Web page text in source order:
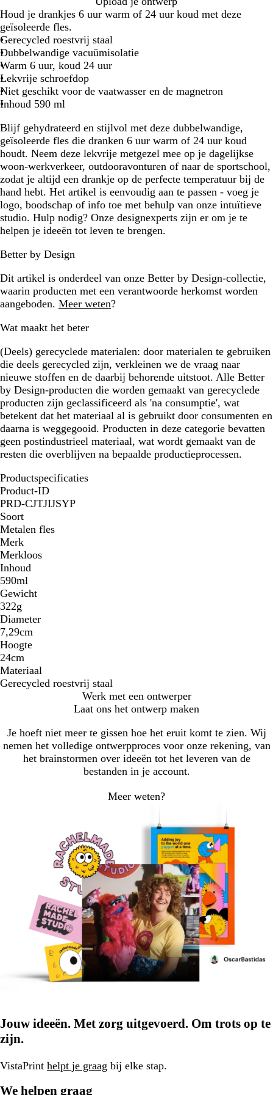
w
a
r
t
u
i
n
t
a
a
l
b
l
a
u
Houd je drankjes 6 uur warm of 24 uur koud met deze
geïsoleerde fles.
Gerecycled roestvrij staal
Dubbelwandige vacuümisolatie
Warm 6 uur, koud 24 uur
Lekvrije schroefdop
Niet geschikt voor de vaatwasser en de magnetron
Inhoud 590 ml
Blijf gehydrateerd en stijlvol met deze dubbelwandige,
geïsoleerde fles die dranken 6 uur warm of 24 uur koud
houdt. Neem deze lekvrije metgezel mee op je dagelijkse
woon-werkverkeer, outdooravonturen of naar de sportschool,
zodat je altijd een drankje op de perfecte temperatuur bij de
hand hebt. Het artikel is eenvoudig aan te passen - voeg je
logo, boodschap of info toe met behulp van onze intuïtieve
studio. Hulp nodig? Onze designexperts zijn er om je te
helpen je ideeën tot leven te brengen.
Better by Design
Dit artikel is onderdeel van onze Better by Design-collectie,
waarin producten met een verantwoorde herkomst worden
aangeboden. Meer weten?
Wat maakt het beter
(Deels) gerecyclede materialen: door materialen te gebruiken
die deels gerecycled zijn, verkleinen we de vraag naar
nieuwe stoffen en de daarbij behorende uitstoot. Alle Better
by Design-producten die worden gemaakt van gerecyclede
producten zijn geclassificeerd als 'na consumptie', wat
betekent dat het materiaal al is gebruikt door consumenten en
daarna is weggegooid. Producten in deze categorie bevatten
geen postindustrieel materiaal, wat wordt gemaakt van de
resten die overblijven na bepaalde productieprocessen.
Productspecificaties
Product-ID
PRD-CJTJIJSYP
Soort
Metalen fles
Merk
Merkloos
Inhoud
590ml
Gewicht
322g
Diameter
7,29cm
Hoogte
24cm
Materiaal
Gerecycled roestvrij staal
Werk met een ontwerper
Laat ons het ontwerp maken
Je hoeft niet meer te gissen hoe het eruit komt te zien. Wij
nemen het volledige ontwerpproces voor onze rekening, van
het brainstormen over ideeën tot het leveren van de
bestanden in je account.
Meer weten?
Jouw ideeën. Met zorg uitgevoerd. Om trots op te
zijn.
VistaPrint helpt je graag bij elke stap.
We helpen graag